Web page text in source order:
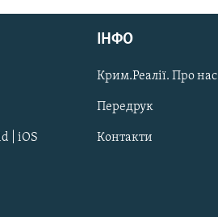
| iOS
ІНФО
Крим.Реалії. Про нас
Передрук
Контакти